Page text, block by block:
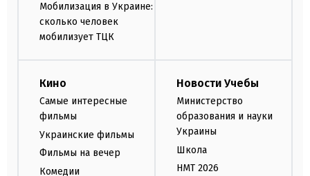
Мобилизация в Украине:
сколько человек
мобилизует ТЦК
Кино
Самые интересные
фильмы
Украинские фильмы
Фильмы на вечер
Комедии
Новости Учебы
Министерство
образования и науки
Украины
Школа
НМТ 2026